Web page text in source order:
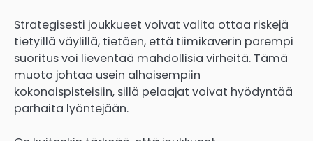
Strategisesti joukkueet voivat valita ottaa riskejä
tietyillä väylillä, tietäen, että tiimikaverin parempi
suoritus voi lieventää mahdollisia virheitä. Tämä
muoto johtaa usein alhaisempiin
kokonaispisteisiin, sillä pelaajat voivat hyödyntää
parhaita lyöntejään.